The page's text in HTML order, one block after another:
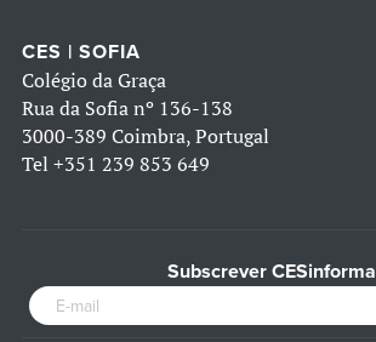
CES | SOFIA
Colégio da Graça
Rua da Sofia nº 136-138
3000-389 Coimbra, Portugal
Tel +351 239 853 649
Subscrever CESinforma